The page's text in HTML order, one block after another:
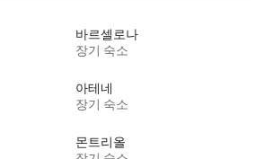
바르셀로나
장기 숙소
아테네
장기 숙소
몬트리올